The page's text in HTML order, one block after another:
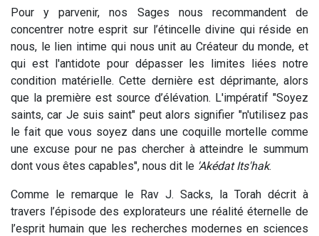
Pour y parvenir, nos Sages nous recommandent de
concentrer notre esprit sur l’étincelle divine qui réside en
nous, le lien intime qui nous unit au Créateur du monde, et
qui est l'antidote pour dépasser les limites liées notre
condition matérielle. Cette dernière est déprimante, alors
que la première est source d’élévation. L'impératif "Soyez
saints, car Je suis saint" peut alors signifier "n'utilisez pas
le fait que vous soyez dans une coquille mortelle comme
une excuse pour ne pas chercher à atteindre le summum
dont vous êtes capables", nous dit le 'Akédat Its'hak.
Comme le remarque le Rav J. Sacks, la Torah décrit à
travers l’épisode des explorateurs une réalité éternelle de
l’esprit humain que les recherches modernes en sciences